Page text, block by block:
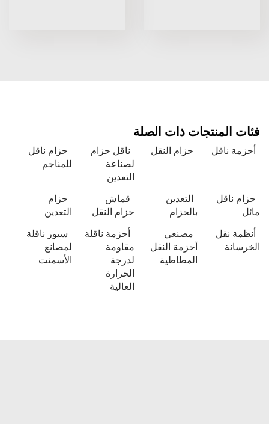
فئات المنتجات ذات الصلة
أحزمة ناقل حزام النقل
ناقل حزام
لصناعة
التعدين
حزام ناقل
للمناجم
حزام ناقل
مائل
التعدين
بالحزام
قماش
حزام النقل
حزام
التعدين
أنظمة نقل
الخرسانة
مصنعي
أحزمة النقل
المطاطية
أحزمة ناقلة
مقاومة
لدرجة
الحرارة
العالية
سيور ناقلة
لمصانع
الأسمنت